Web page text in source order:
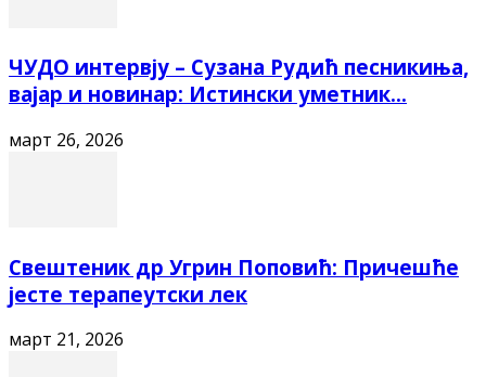
ЧУДО интервју – Сузана Рудић песникиња,
вајар и новинар: Истински уметник...
март 26, 2026
Свештеник др Угрин Поповић: Причешће
јесте терапеутски лек
март 21, 2026